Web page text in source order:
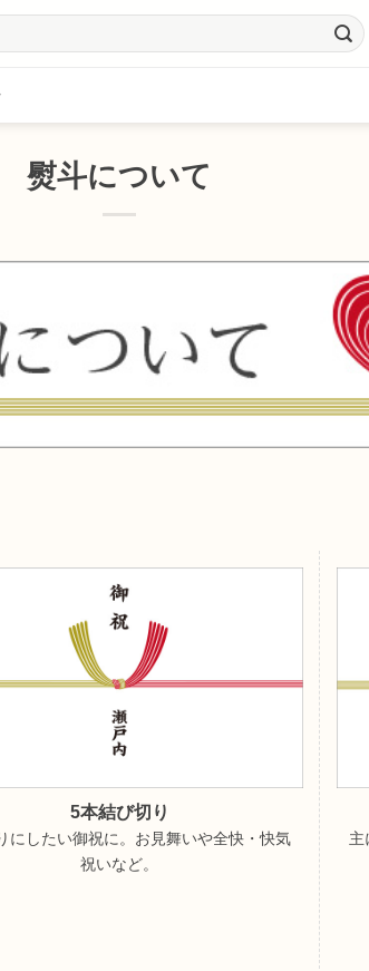
熨斗について
5本結び切り
にしたい御祝に。お見舞いや全快・快気
祝いなど。
主